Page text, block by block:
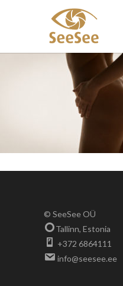
© SeeSee OÜ
Tallinn, Estonia
+372 6864111
info@seesee.ee